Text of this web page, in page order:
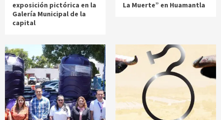
exposición pictórica en la
Galería Municipal de la
capital
La Muerte” en Huamantla